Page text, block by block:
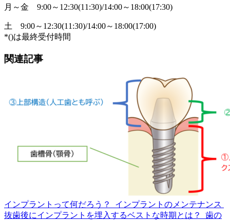
月～金 9:00～12:30(11:30)/14:00～18:00(17:30)
土
9:00～12:30(11:30)/14:00～18:00(17:00)
*()は最終受付時間
関連記事
インプラントって何だろう？
インプラントのメンテナンス
抜歯後にインプラントを埋入するベストな時期とは？
歯の